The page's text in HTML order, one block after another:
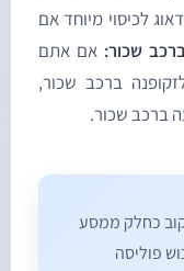
מיוחד אם
אם אתם
ברכב שכור,
שכור.
ממסע